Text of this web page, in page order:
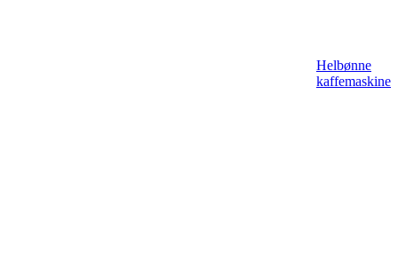
Helbønne
kaffemaskine